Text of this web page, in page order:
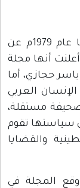
صدرت مجلة شؤون الساعة في بريطانيا عام 1979م عن
أنها مجلة
حجازي، أما
العربي
صحيفة مستقلة،
سياستها تقوم
والقضايا
المجلة في